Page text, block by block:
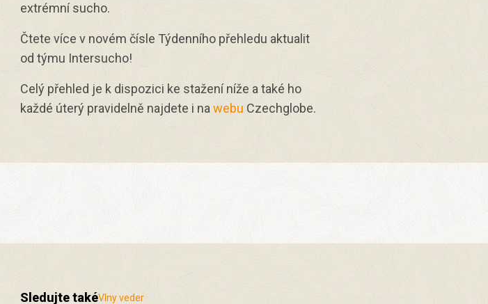
extrémní sucho.
Čtete více v novém čísle Týdenního přehledu aktualit
od týmu Intersucho!
Celý přehled je k dispozici ke stažení níže a také ho
každé úterý pravidelně najdete i na webu Czechglobe.
Sledujte takéVlny veder